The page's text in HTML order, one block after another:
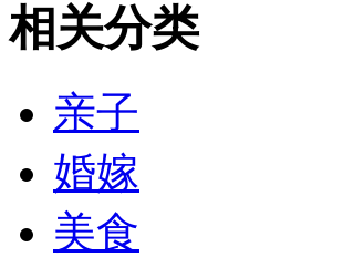
相关分类
亲子
婚嫁
美食